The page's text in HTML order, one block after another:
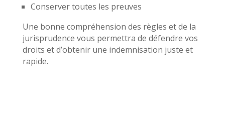
Conserver toutes les preuves
Une bonne compréhension des règles et de la
jurisprudence vous permettra de défendre vos
droits et d’obtenir une indemnisation juste et
rapide.